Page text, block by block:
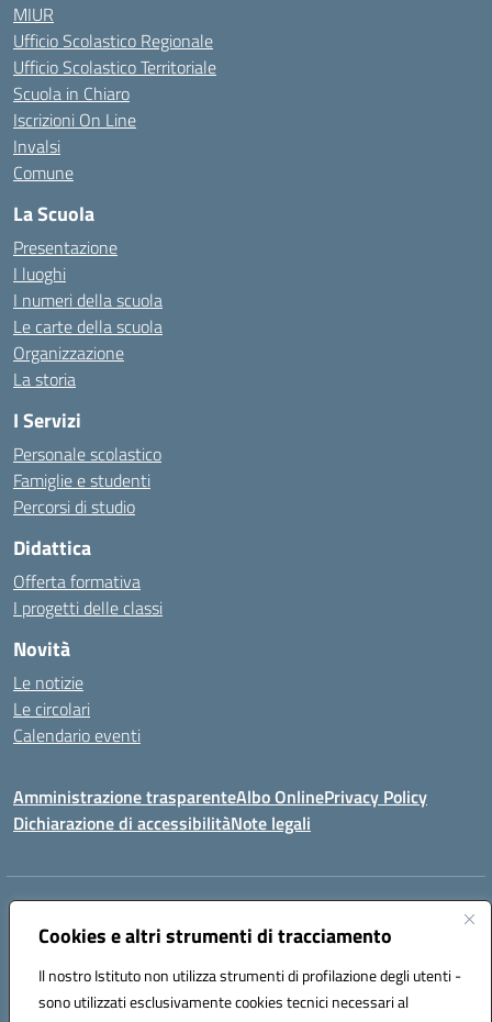
Cookies e altri strumenti di tracciamento
Il nostro Istituto non utilizza strumenti di profilazione degli utenti -
sono utilizzati esclusivamente cookies tecnici necessari al
MIUR
Ufficio Scolastico Regionale
Ufficio Scolastico Territoriale
Scuola in Chiaro
Iscrizioni On Line
Invalsi
Comune
La Scuola
Presentazione
I luoghi
I numeri della scuola
Le carte della scuola
Organizzazione
La storia
I Servizi
Personale scolastico
Famiglie e studenti
Percorsi di studio
Didattica
Offerta formativa
I progetti delle classi
Novità
Le notizie
Le circolari
Calendario eventi
Amministrazione trasparenteAlbo OnlinePrivacy Policy
Dichiarazione di accessibilitàNote legali
Indirizzo:
Centralino:+39 071 89 52 08 Email:anic82000a@istruzione.it
Codice fiscale: 93084540421